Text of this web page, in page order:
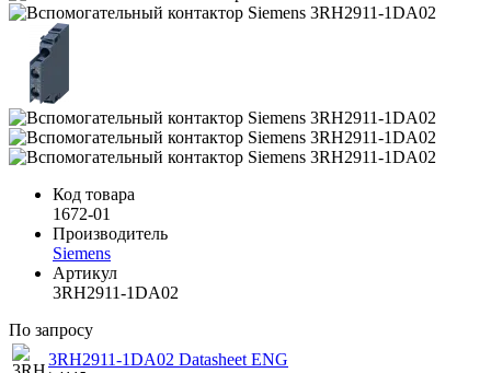
Код товара
1672-01
Производитель
Siemens
Артикул
3RH2911-1DA02
По запросу
3RH2911-1DA02 Datasheet ENG